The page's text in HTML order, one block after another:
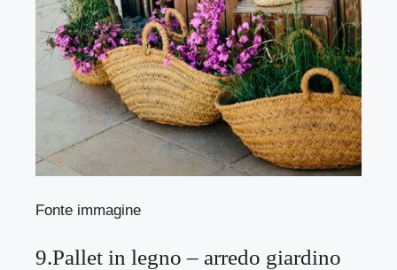
Fonte immagine
9.Pallet in legno – arredo giardino